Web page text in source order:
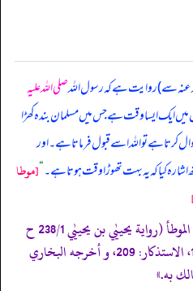
عنہ سے) روایت ہے کہ رسول اللہصلی اللہ علیہ
ایک ایسا وقت ہے جس میں مسلمان بندہ کھڑا
کرتا ہے تو اللہ اسے قبول فرماتا ہے۔ اور
کیا کہ یہ بہت تھوڑا وقت ہوتا ہے۔“[موطا
«332- متفق عليه، الموطأ (رواية يحييٰي بن يحييٰي 238/1 ح
381، ك 5 ب 7 ح 15) التمهيد 17/19، الاستذكار: 209، و أخرجه البخاري